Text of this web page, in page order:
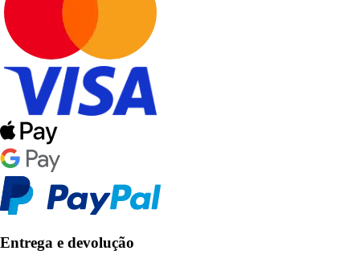
Entrega e devolução